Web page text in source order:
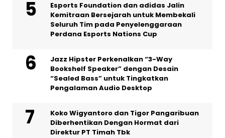
Esports Foundation dan adidas Jalin
Kemitraan Bersejarah untuk Membekali
Seluruh Tim pada Penyelenggaraan
Perdana Esports Nations Cup
Jazz Hipster Perkenalkan “3-Way
Bookshelf Speaker” dengan Desain
“Sealed Bass” untuk Tingkatkan
Pengalaman Audio Desktop
Koko Wigyantoro dan Tigor Pangaribuan
Diberhentikan Dengan Hormat dari
Direktur PT Timah Tbk